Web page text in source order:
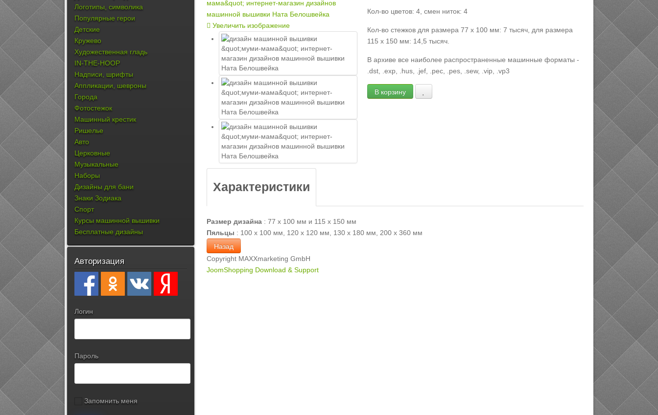
Увеличить изображение
Кол-во цветов: 4, смен ниток: 4
Кол-во стежков для размера 77 х 100 мм: 7 тысяч, для размера
115 х 150 мм: 14,5 тысяч.
В архиве все наиболее распространенные машинные форматы -
.dst, .exp, .hus, .jef, .pec, .pes, .sew, .vip, .vp3
Характеристики
Размер дизайна : 77 х 100 мм и 115 х 150 мм
Пяльцы : 100 х 100 мм, 120 х 120 мм, 130 х 180 мм, 200 х 360 мм
Copyright MAXXmarketing GmbH
JoomShopping Download & Support
Логотипы, символика
Популярные герои
Детские
Кружево
Художественная гладь
IN-THE-HOOP
Надписи, шрифты
Аппликации, шевроны
Города
Фотостежок
Машинный крестик
Ришелье
Авто
Церковные
Музыкальные
Наборы
Дизайны для бани
Знаки Зодиака
Спорт
Курсы машинной вышивки
Бесплатные дизайны
Авторизация
Логин
Пароль
Запомнить меня